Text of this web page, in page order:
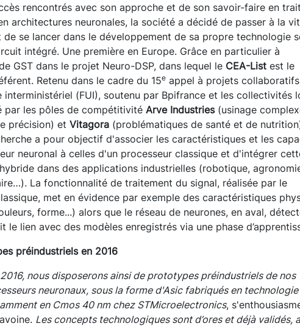
rencontrés avec son approche et de son savoir-faire en
architectures neuronales, la société a décidé de passer à la
de se lancer dans le développement de sa propre technologie
intégré. Une première en Europe. Grâce en particulier à
GST dans le projet Neuro-DSP, dans lequel le CEA-List est le
Retenu dans le cadre du 15e appel à projets
interministériel (FUI), soutenu par Bpifrance et les collectivités
par les pôles de compétitivité Arve Industries(usinage
précision) et Vitagora (problématiques de santé et de
a pour objectif d'associer les caractéristiques et les
neuronal à celles d'un processeur classique et d'intégrer
dans des applications industrielles (robotique,
La fonctionnalité de traitement du signal, réalisée par le
met en évidence par exemple des caractéristiques
forme...) alors que le réseau de neurones, en aval,
le lien avec des modèles enregistrés via une phase
préindustriels en 2016
2016, nous disposerons ainsi de prototypes préindustriels de nos
neuronaux, sous la forme d'Asic fabriqués en technologie
en Cmos 40 nm chez STMicroelectronics,
Les concepts technologiques sont d’ores et déjà validés,